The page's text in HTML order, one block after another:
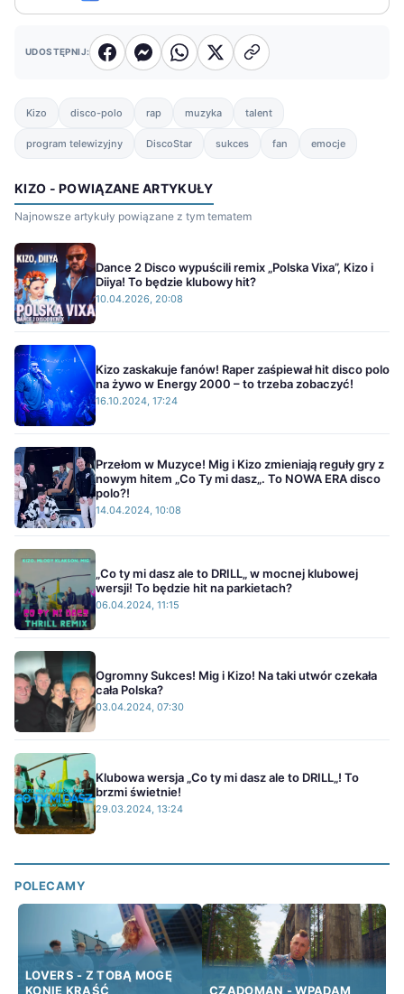
UDOSTĘPNIJ:
Kizo disco-polo rap muzyka talent
program telewizyjny DiscoStar sukces fan emocje
KIZO - POWIĄZANE ARTYKUŁY
Najnowsze artykuły powiązane z tym tematem
Dance 2 Disco wypuścili remix „Polska Vixa”, Kizo i
Diiya! To będzie klubowy hit?
10.04.2026, 20:08
Kizo zaskakuje fanów! Raper zaśpiewał hit disco polo
na żywo w Energy 2000 – to trzeba zobaczyć!
16.10.2024, 17:24
Przełom w Muzyce! Mig i Kizo zmieniają reguły gry z
nowym hitem „Co Ty mi dasz„. To NOWA ERA disco
polo?!
14.04.2024, 10:08
„Co ty mi dasz ale to DRILL„ w mocnej klubowej
wersji! To będzie hit na parkietach?
06.04.2024, 11:15
Ogromny Sukces! Mig i Kizo! Na taki utwór czekała
cała Polska?
03.04.2024, 07:30
Klubowa wersja „Co ty mi dasz ale to DRILL„! To
brzmi świetnie!
29.03.2024, 13:24
POLECAMY
LOVERS - Z TOBĄ MOGĘ
KONIE KRAŚĆ
CZADOMAN - WPADAM